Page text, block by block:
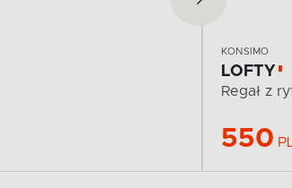
KONSIMO
LOFTY
Regał z
550